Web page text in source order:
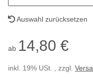
Auswahl zurücksetzen
ab 14,80 €
inkl. 19% USt. , zzgl.